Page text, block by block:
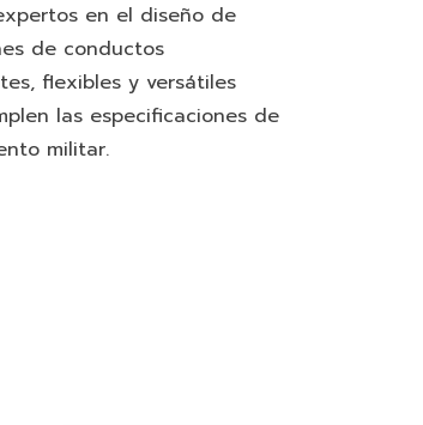
en el diseño de
de conductos
flexibles y versátiles
las especificaciones de
militar.